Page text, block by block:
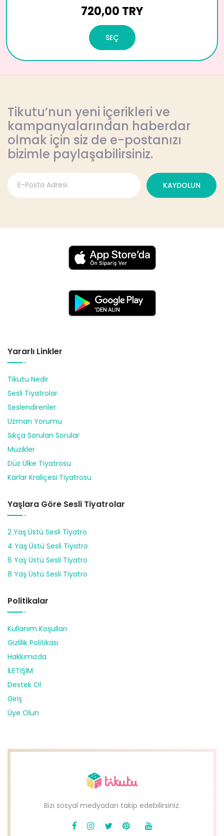
720,00 TRY
SEÇ
Tikutu’nun yeni içerikleri ve
kampanyalarından haberdar
olmak için siz de e-postanızı
bizimle paylaşabilirsiniz.
KAYDOLUN
Yararlı Linkler
Tikutu Nedir
Sesli Tiyatrolar
Seslendirenler
Uzman Yorumu
Sıkça Sorulan Sorular
Müzikler
Düz Ülke Tiyatrosu
Karlar Kraliçesi Tiyatrosu
Yaşlara Göre Sesli Tiyatrolar
2 Yaş Üstü Sesli Tiyatro
4 Yaş Üstü Sesli Tiyatro
6 Yaş Üstü Sesli Tiyatro
8 Yaş Üstü Sesli Tiyatro
Politikalar
Kullanım Koşulları
Gizlilik Politikası
Hakkımızda
İLETİŞİM
Destek Ol
Giriş
Üye Olun
Bizi sosyal medyadan takip edebilirsiniz.